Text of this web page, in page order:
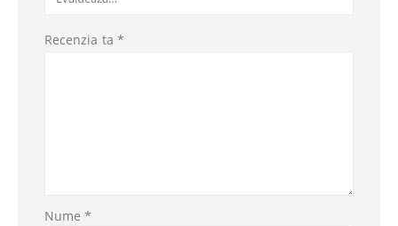
Recenzia ta *
Nume*